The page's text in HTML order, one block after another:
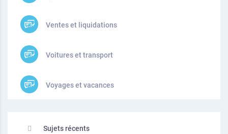
Ventes et liquidations
Voitures et transport
Voyages et vacances
Sujets récents